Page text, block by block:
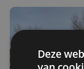
Deze